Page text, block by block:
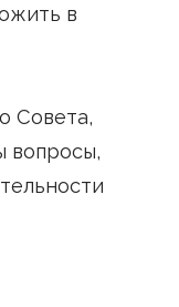
в
Совета,
вопросы,